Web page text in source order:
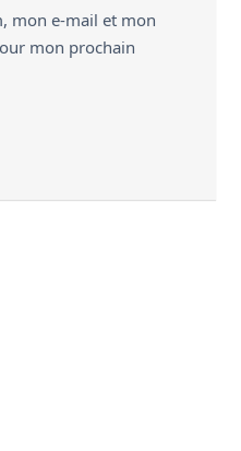
mon e-mail et mon
mon prochain